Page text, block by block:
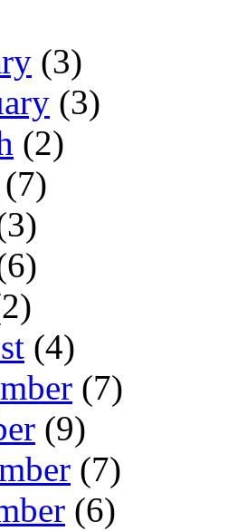
(3)
(3)
(2)
(7)
(4)
(7)
(9)
(7)
(6)